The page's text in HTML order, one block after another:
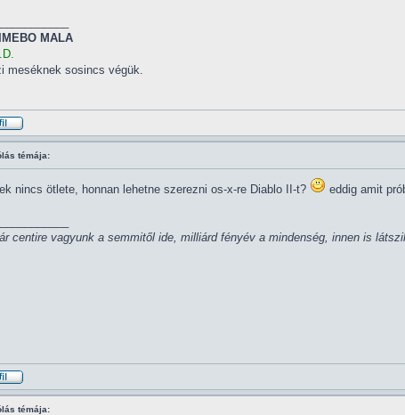
MALA
meséknek sosincs végük.
témája:
nincs ötlete, honnan lehetne szerezni os-x-re Diablo II-t? eddig amit
centire vagyunk a semmitől ide, milliárd fényév a mindenség, innen is
témája: